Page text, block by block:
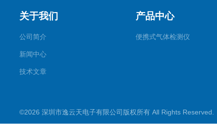
关于我们
公司简介
新闻中心
技术文章
产品中心
便携式气体检测仪
©2026 深圳市逸云天电子有限公司版权所有 All Rights